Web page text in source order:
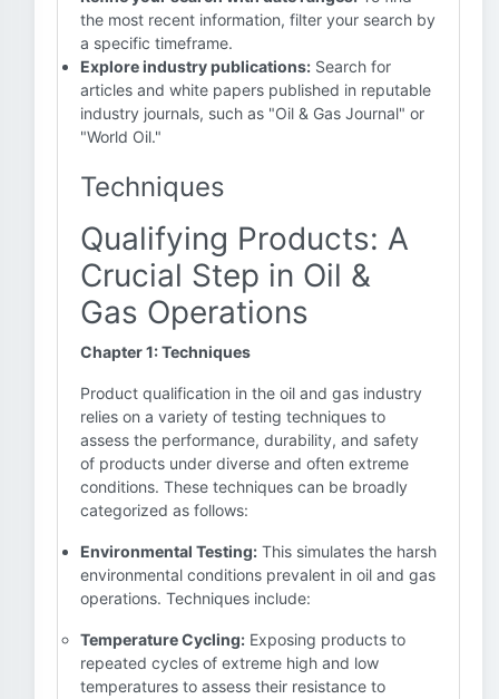
the most recent information, filter your search by
a specific timeframe.
Explore industry publications: Search for
articles and white papers published in reputable
industry journals, such as "Oil & Gas Journal" or
"World Oil."
Techniques
Qualifying Products: A
Crucial Step in Oil &
Gas Operations
Chapter 1: Techniques
Product qualification in the oil and gas industry
relies on a variety of testing techniques to
assess the performance, durability, and safety
of products under diverse and often extreme
conditions. These techniques can be broadly
categorized as follows:
Environmental Testing: This simulates the harsh
environmental conditions prevalent in oil and gas
operations. Techniques include:
Temperature Cycling: Exposing products to
repeated cycles of extreme high and low
temperatures to assess their resistance to